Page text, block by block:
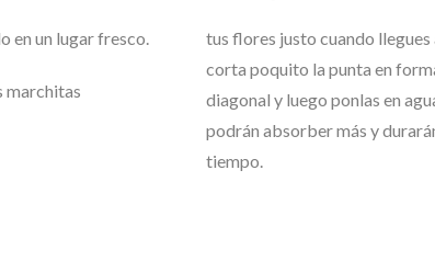
en un lugar fresco.
marchitas
tus flores justo cuando llegues
corta poquito la punta en
diagonal y luego ponlas en
podrán absorber más y
tiempo.